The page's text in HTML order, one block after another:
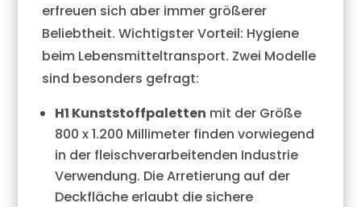
erfreuen sich aber immer größerer
Beliebtheit. Wichtigster Vorteil: Hygiene
beim Lebensmitteltransport. Zwei Modelle
sind besonders gefragt:
H1 Kunststoffpaletten mit der Größe
800 x 1.200 Millimeter finden vorwiegend
in der fleischverarbeitenden Industrie
Verwendung. Die Arretierung auf der
Deckfläche erlaubt die sichere